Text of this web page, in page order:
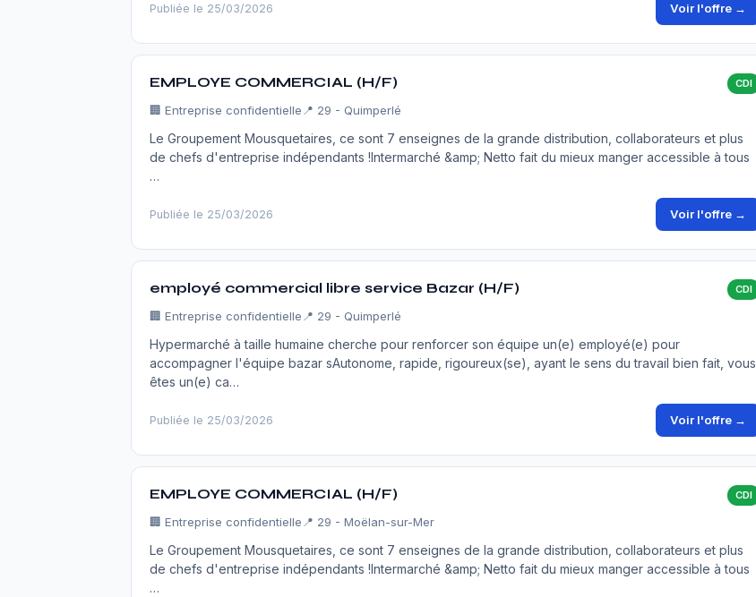
Publiée le 25/03/2026 Voir l'offre →
EMPLOYE COMMERCIAL (H/F) CDI
🏢 Entreprise confidentielle 📍 29 - Quimperlé
Le Groupement Mousquetaires, ce sont 7 enseignes de la grande distribution, collaborateurs et plus
de chefs d'entreprise indépendants !Intermarché &amp; Netto fait du mieux manger accessible à tous
…
Publiée le 25/03/2026 Voir l'offre →
employé commercial libre service Bazar (H/F) CDI
🏢 Entreprise confidentielle 📍 29 - Quimperlé
Hypermarché à taille humaine cherche pour renforcer son équipe un(e) employé(e) pour
accompagner l'équipe bazar sAutonome, rapide, rigoureux(se), ayant le sens du travail bien fait, vous
êtes un(e) ca…
Publiée le 25/03/2026 Voir l'offre →
EMPLOYE COMMERCIAL (H/F) CDI
🏢 Entreprise confidentielle 📍 29 - Moëlan-sur-Mer
Le Groupement Mousquetaires, ce sont 7 enseignes de la grande distribution, collaborateurs et plus
de chefs d'entreprise indépendants !Intermarché &amp; Netto fait du mieux manger accessible à tous
…